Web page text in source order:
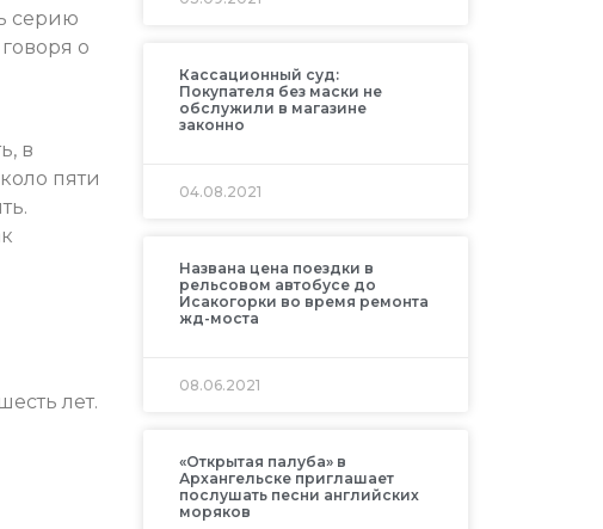
серию
о
в
пяти
лет.
Кассационный суд:
Покупателя без маски не
обслужили в магазине
законно
04.08.2021
Названа цена поездки в
рельсовом автобусе до
Исакогорки во время ремонта
жд-моста
08.06.2021
«Открытая палуба» в
Архангельске приглашает
послушать песни английских
моряков